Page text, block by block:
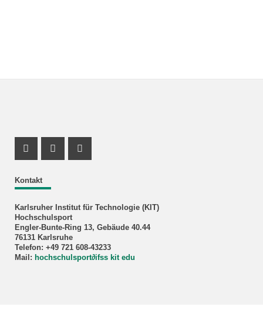
Kontakt
Karlsruher Institut für Technologie (KIT)
Hochschulsport
Engler-Bunte-Ring 13, Gebäude 40.44
76131 Karlsruhe
Telefon: +49 721 608-43233
Mail: hochschulsport∂ifss kit edu
Instagram Profil
Instagram Profil
Youtube Profil